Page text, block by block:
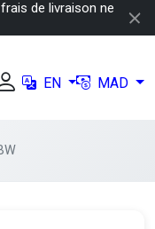
de livraison ne
EN MAD